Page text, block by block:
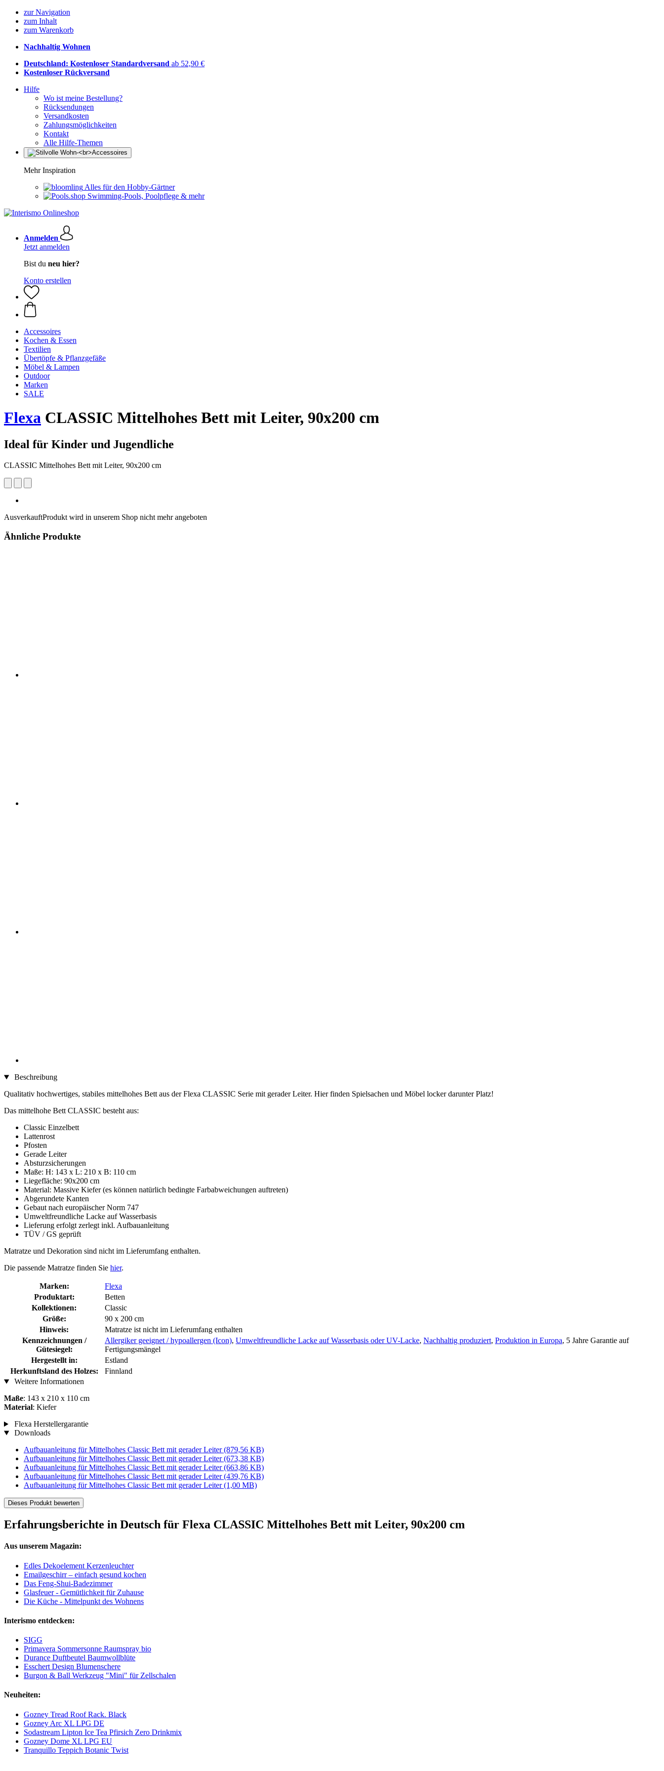
zur Navigation
zum Inhalt
zum Warenkorb
Nachhaltig Wohnen
Deutschland: Kostenloser Standardversand ab 52,90 €
Kostenloser Rückversand
Hilfe
Wo ist meine Bestellung?
Rücksendungen
Versandkosten
Zahlungsmöglichkeiten
Kontakt
Alle Hilfe-Themen
Mehr Inspiration
Alles für den Hobby-Gärtner
Swimming-Pools, Poolpflege & mehr
Anmelden
Jetzt anmelden
Bist du neu hier?
Konto erstellen
Accessoires
Kochen & Essen
Textilien
Übertöpfe & Pflanzgefäße
Möbel & Lampen
Outdoor
Marken
SALE
Flexa CLASSIC Mittelhohes Bett mit Leiter, 90x200 cm
Ideal für Kinder und Jugendliche
CLASSIC Mittelhohes Bett mit Leiter, 90x200 cm
AusverkauftProdukt wird in unserem Shop nicht mehr angeboten
Ähnliche Produkte
Beschreibung
Qualitativ hochwertiges, stabiles mittelhohes Bett aus der Flexa CLASSIC Serie mit gerader Leiter. Hier finden Spielsachen und Möbel locker darunter Platz!
Das mittelhohe Bett CLASSIC besteht aus:
Classic Einzelbett
Lattenrost
Pfosten
Gerade Leiter
Absturzsicherungen
Maße: H: 143 x L: 210 x B: 110 cm
Liegefläche: 90x200 cm
Material: Massive Kiefer (es können natürlich bedingte Farbabweichungen auftreten)
Abgerundete Kanten
Gebaut nach europäischer Norm 747
Umweltfreundliche Lacke auf Wasserbasis
Lieferung erfolgt zerlegt inkl. Aufbauanleitung
TÜV / GS geprüft
Matratze und Dekoration sind nicht im Lieferumfang enthalten.
Die passende Matratze finden Sie hier.
Marken:
Flexa
Produktart:
Betten
Kollektionen:
Classic
Größe:
90 x 200 cm
Hinweis:
Matratze ist nicht im Lieferumfang enthalten
Kennzeichnungen /
Gütesiegel:
Allergiker geeignet / hypoallergen (Icon), Umweltfreundliche Lacke auf Wasserbasis oder UV-Lacke, Nachhaltig produziert, Produktion in Europa, 5 Jahre Garantie auf
Fertigungsmängel
Hergestellt in:
Estland
Herkunftsland des Holzes:
Finnland
Weitere Informationen
Maße: 143 x 210 x 110 cm
Material: Kiefer
Flexa Herstellergarantie
Downloads
Aufbauanleitung für Mittelhohes Classic Bett mit gerader Leiter(879,56 KB)
Aufbauanleitung für Mittelhohes Classic Bett mit gerader Leiter(673,38 KB)
Aufbauanleitung für Mittelhohes Classic Bett mit gerader Leiter(663,86 KB)
Aufbauanleitung für Mittelhohes Classic Bett mit gerader Leiter(439,76 KB)
Aufbauanleitung für Mittelhohes Classic Bett mit gerader Leiter(1,00 MB)
Dieses Produkt bewerten
Erfahrungsberichte in Deutsch für Flexa CLASSIC Mittelhohes Bett mit Leiter, 90x200 cm
Aus unserem Magazin:
Edles Dekoelement Kerzenleuchter
Emailgeschirr – einfach gesund kochen
Das Feng-Shui-Badezimmer
Glasfeuer - Gemütlichkeit für Zuhause
Die Küche - Mittelpunkt des Wohnens
Interismo entdecken:
SIGG
Primavera Sommersonne Raumspray bio
Durance Duftbeutel Baumwollblüte
Esschert Design Blumenschere
Burgon & Ball Werkzeug "Mini" für Zellschalen
Neuheiten:
Gozney Tread Roof Rack. Black
Gozney Arc XL LPG DE
Sodastream Lipton Ice Tea Pfirsich Zero Drinkmix
Gozney Dome XL LPG EU
Tranquillo Teppich Botanic Twist